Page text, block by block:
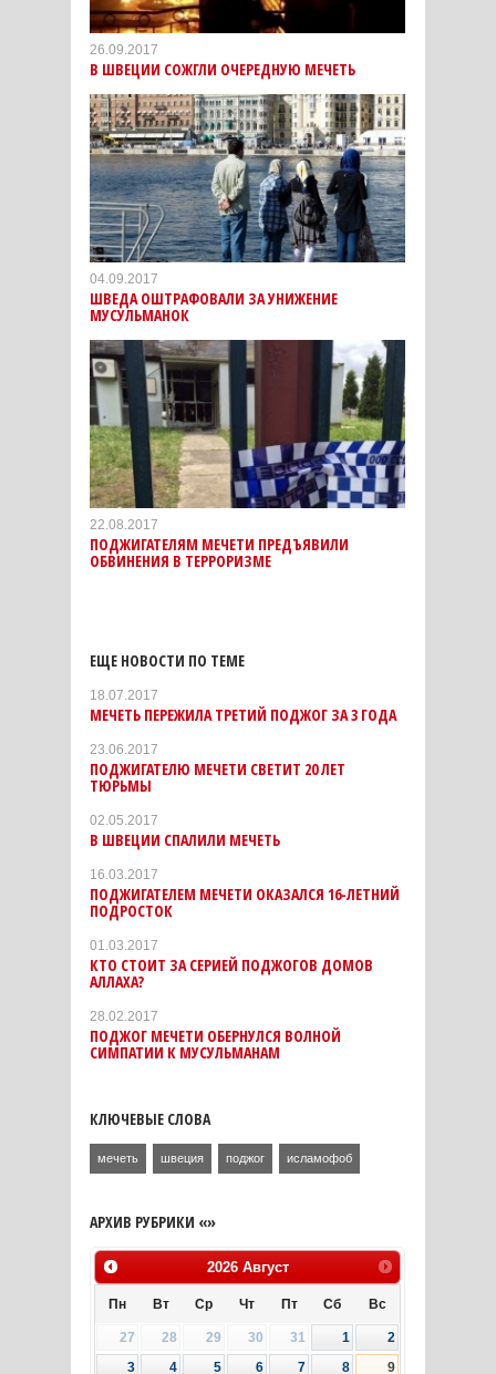
26.09.2017
В ШВЕЦИИ СОЖГЛИ ОЧЕРЕДНУЮ МЕЧЕТЬ
04.09.2017
ШВЕДА ОШТРАФОВАЛИ ЗА УНИЖЕНИЕ
МУСУЛЬМАНОК
22.08.2017
ПОДЖИГАТЕЛЯМ МЕЧЕТИ ПРЕДЪЯВИЛИ
ОБВИНЕНИЯ В ТЕРРОРИЗМЕ
ЕЩЕ НОВОСТИ ПО ТЕМЕ
18.07.2017
МЕЧЕТЬ ПЕРЕЖИЛА ТРЕТИЙ ПОДЖОГ ЗА 3 ГОДА
23.06.2017
ПОДЖИГАТЕЛЮ МЕЧЕТИ СВЕТИТ 20 ЛЕТ
ТЮРЬМЫ
02.05.2017
В ШВЕЦИИ СПАЛИЛИ МЕЧЕТЬ
16.03.2017
ПОДЖИГАТЕЛЕМ МЕЧЕТИ ОКАЗАЛСЯ 16-ЛЕТНИЙ
ПОДРОСТОК
01.03.2017
КТО СТОИТ ЗА СЕРИЕЙ ПОДЖОГОВ ДОМОВ
АЛЛАХА?
28.02.2017
ПОДЖОГ МЕЧЕТИ ОБЕРНУЛСЯ ВОЛНОЙ
СИМПАТИИ К МУСУЛЬМАНАМ
КЛЮЧЕВЫЕ СЛОВА
мечеть швеция поджог исламофоб
АРХИВ РУБРИКИ «»
2026 Август
Пн Вт Ср Чт Пт Сб Вс
27 28 29 30 31 1
2
3
4 5 6 7 8
9